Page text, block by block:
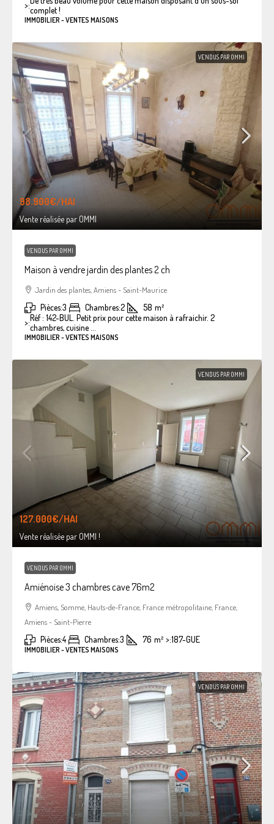
>:complet !
IMMOBILIER - VENTES MAISONS
VENDUS PAR OMMI
98.900€/HAI
Vente réalisée par OMMI
VENDUS PAR OMMI
Maison à vendre jardin des plantes 2 ch
Jardin des plantes, Amiens - Saint-Maurice
Pièces:3 Chambres:2 58 m²
>:Réf : 142-BUL. Petit prix pour cette maison à rafraichir. 2
chambres, cuisine ...
IMMOBILIER - VENTES MAISONS
VENDUS PAR OMMI
127.000€/HAI
Vente réalisée par OMMI !
VENDUS PAR OMMI
Amiénoise 3 chambres cave 76m2
Amiens, Somme, Hauts-de-France, France métropolitaine, France,
Amiens - Saint-Pierre
Pièces:4 Chambres:3 76 m² >:187-GUE
IMMOBILIER - VENTES MAISONS
VENDUS PAR OMMI